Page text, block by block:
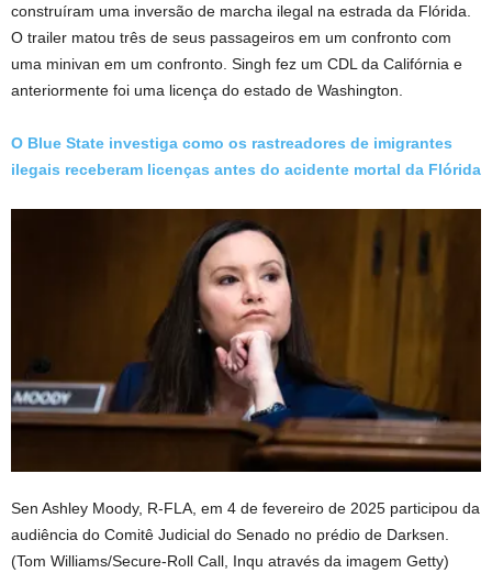
construíram uma inversão de marcha ilegal na estrada da Flórida.
O trailer matou três de seus passageiros em um confronto com
uma minivan em um confronto. Singh fez um CDL da Califórnia e
anteriormente foi uma licença do estado de Washington.
O Blue State investiga como os rastreadores de imigrantes
ilegais receberam licenças antes do acidente mortal da Flórida
Sen Ashley Moody, R-FLA, em 4 de fevereiro de 2025 participou da
audiência do Comitê Judicial do Senado no prédio de Darksen.
(Tom Williams/Secure-Roll Call, Inqu através da imagem Getty)